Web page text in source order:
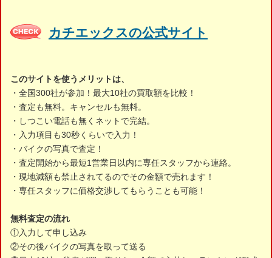
カチエックスの公式サイト
このサイトを使うメリットは、
・全国300社が参加！最大10社の買取額を比較！
・査定も無料。キャンセルも無料。
・しつこい電話も無くネットで完結。
・入力項目も30秒くらいで入力！
・バイクの写真で査定！
・査定開始から最短1営業日以内に専任スタッフから連絡。
・現地減額も禁止されてるのでその金額で売れます！
・専任スタッフに価格交渉してもらうことも可能！
無料査定の流れ
①入力して申し込み
②その後バイクの写真を取って送る